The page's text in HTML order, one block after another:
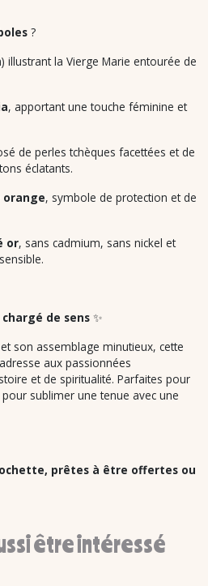
?
illustrant la Vierge Marie entourée de
, apportant une touche féminine et
de perles tchèques facettées et de
éclatants.
, symbole de protection et de
or, sans cadmium, sans nickel et
de sens ✨
son assemblage minutieux, cette
aux passionnées
et de spiritualité. Parfaites pour
sublimer une tenue avec une
prêtes à être offertes ou
être intéressé